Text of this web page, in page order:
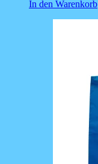
In den Warenkorb